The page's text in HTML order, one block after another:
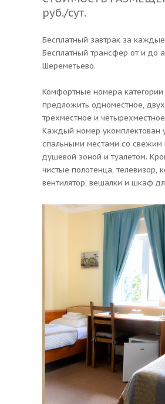
руб./сут.
Бесплатный завтрак за каждые
Бесплатный трансфер от и до
Шереметьево.
Комфортные номера категории
предложить одноместное,
трехместное и
Каждый номер укомплектован
спальными местами со свежим
душевой зоной и туалетом.
чистые полотенца, телевизор,
вентилятор, вешалки и шкаф